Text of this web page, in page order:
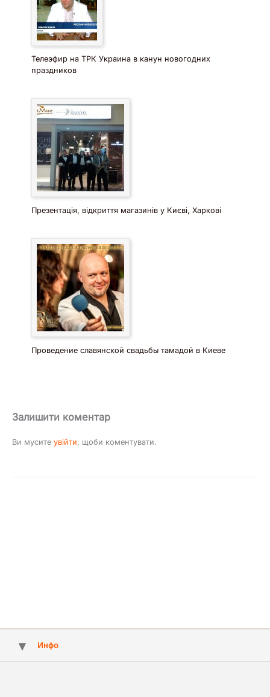
Телеэфир на ТРК Украина в канун новогодних
праздников
Презентація, відкриття магазинів у Києві, Харкові
Проведение славянской свадьбы тамадой в Киеве
Залишити коментар
Ви мусите увійти, щоби коментувати.
Инфо